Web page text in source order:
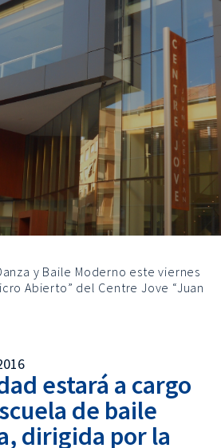
y Baile Moderno este viernes
Abierto” del Centre Jove “Juan
estará a cargo
de baile
dirigida por la